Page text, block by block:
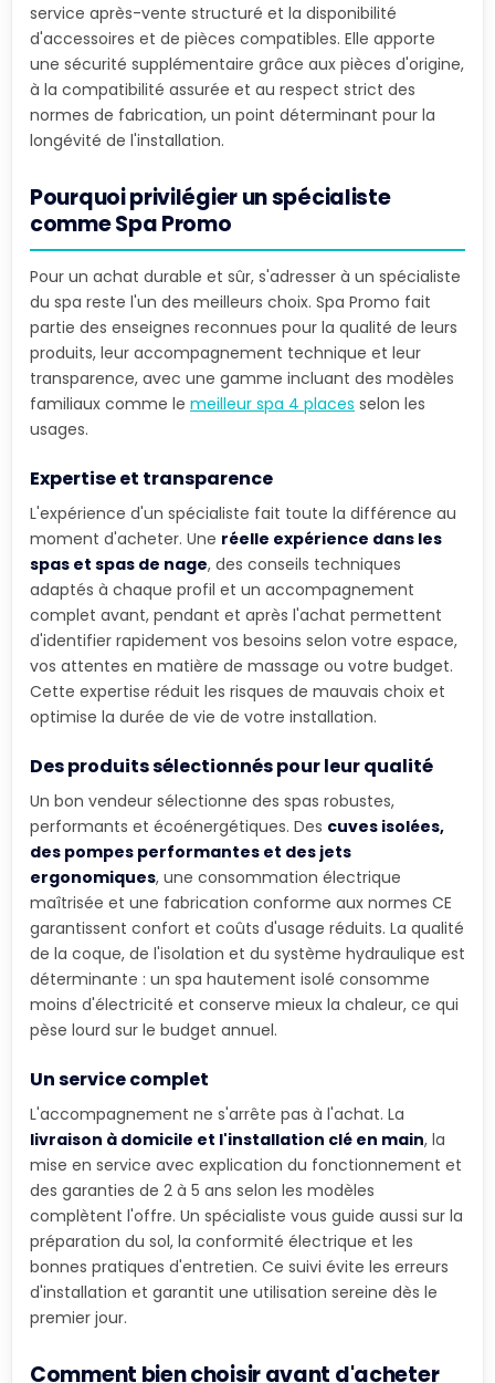
service après-vente structuré et la disponibilité
d'accessoires et de pièces compatibles. Elle apporte
une sécurité supplémentaire grâce aux pièces d'origine,
à la compatibilité assurée et au respect strict des
normes de fabrication, un point déterminant pour la
longévité de l'installation.
Pourquoi privilégier un spécialiste
comme Spa Promo
Pour un achat durable et sûr, s'adresser à un spécialiste
du spa reste l'un des meilleurs choix. Spa Promo fait
partie des enseignes reconnues pour la qualité de leurs
produits, leur accompagnement technique et leur
transparence, avec une gamme incluant des modèles
familiaux comme le meilleur spa 4 places selon les
usages.
Expertise et transparence
L'expérience d'un spécialiste fait toute la différence au
moment d'acheter. Une réelle expérience dans les
spas et spas de nage, des conseils techniques
adaptés à chaque profil et un accompagnement
complet avant, pendant et après l'achat permettent
d'identifier rapidement vos besoins selon votre espace,
vos attentes en matière de massage ou votre budget.
Cette expertise réduit les risques de mauvais choix et
optimise la durée de vie de votre installation.
Des produits sélectionnés pour leur qualité
Un bon vendeur sélectionne des spas robustes,
performants et écoénergétiques. Des cuves isolées,
des pompes performantes et des jets
ergonomiques, une consommation électrique
maîtrisée et une fabrication conforme aux normes CE
garantissent confort et coûts d'usage réduits. La qualité
de la coque, de l'isolation et du système hydraulique est
déterminante : un spa hautement isolé consomme
moins d'électricité et conserve mieux la chaleur, ce qui
pèse lourd sur le budget annuel.
Un service complet
L'accompagnement ne s'arrête pas à l'achat. La
livraison à domicile et l'installation clé en main, la
mise en service avec explication du fonctionnement et
des garanties de 2 à 5 ans selon les modèles
complètent l'offre. Un spécialiste vous guide aussi sur la
préparation du sol, la conformité électrique et les
bonnes pratiques d'entretien. Ce suivi évite les erreurs
d'installation et garantit une utilisation sereine dès le
premier jour.
Comment bien choisir avant d'acheter